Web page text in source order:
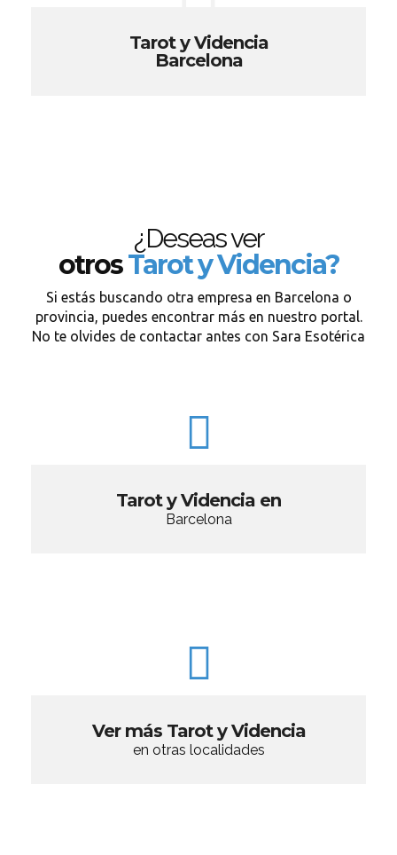
Tarot y Videncia
Barcelona
¿Deseas ver
otrosTarot y Videncia?
Si estás buscando otra empresa en Barcelona o
provincia, puedes encontrar más en nuestro portal.
No te olvides de contactar antes con Sara Esotérica
Tarot y Videncia en
Barcelona
Ver más Tarot y Videncia
en otras localidades